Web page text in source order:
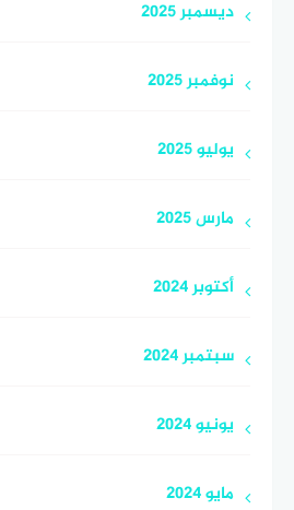
ديسمبر 2025
نوفمبر 2025
يوليو 2025
مارس 2025
أكتوبر 2024
سبتمبر 2024
يونيو 2024
مايو 2024